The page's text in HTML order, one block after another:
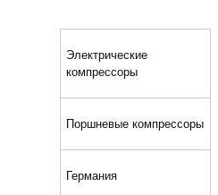
Электрические
компрессоры
Поршневые компрессоры
Германия